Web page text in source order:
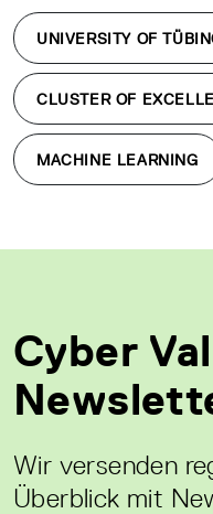
UNIVERSITY OF
CLUSTER OF
MACHINE LEARNING
Cyber
Wir versenden
Überblick mit